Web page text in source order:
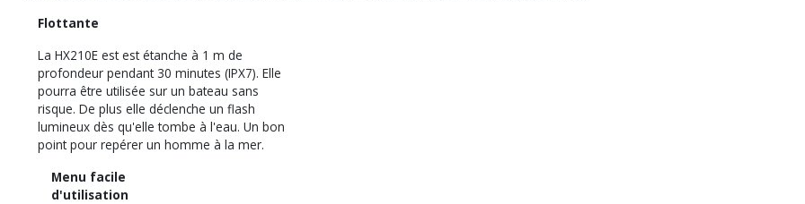
Flottante
La HX210E est est étanche à 1 m de
profondeur pendant 30 minutes (IPX7). Elle
pourra être utilisée sur un bateau sans
risque. De plus elle déclenche un flash
lumineux dès qu'elle tombe à l'eau. Un bon
point pour repérer un homme à la mer.
Menu facile
d'utilisation